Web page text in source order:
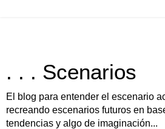
. . . Scenarios
El blog para entender el escenario
recreando escenarios futuros en
tendencias y algo de imaginación...